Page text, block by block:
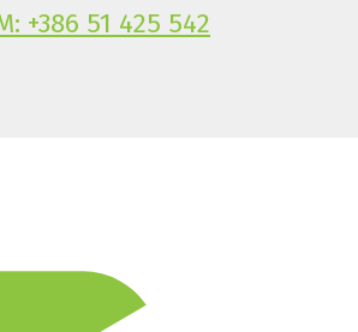
+386 51 425 542